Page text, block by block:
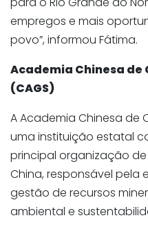
empregos e mais
povo”, informou Fátima.
Academia Chinesa de
(CAGS)
A Academia Chinesa de
uma instituição estatal
principal organização
China, responsável pela
gestão de recursos
ambiental e